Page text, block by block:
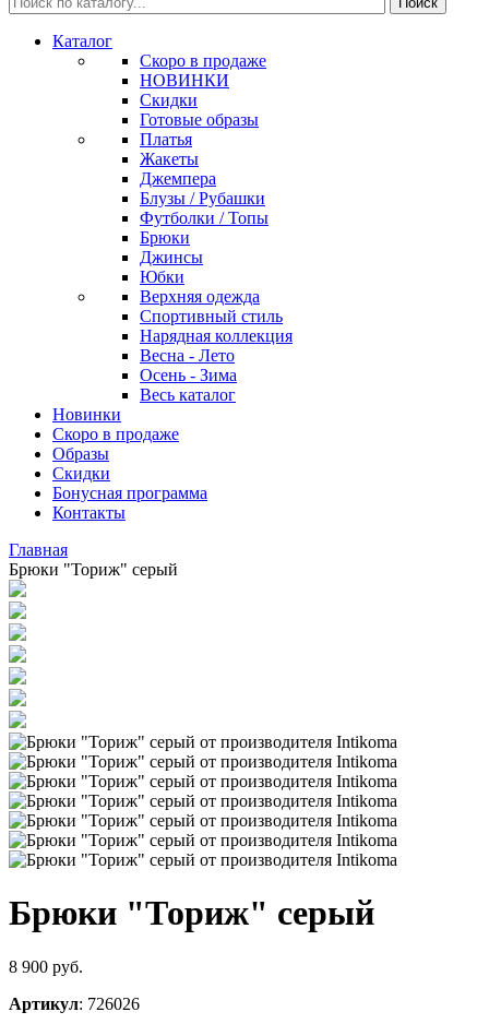
Каталог
Скоро в продаже
НОВИНКИ
Скидки
Готовые образы
Платья
Жакеты
Джемпера
Блузы / Рубашки
Футболки / Топы
Брюки
Джинсы
Юбки
Верхняя одежда
Спортивный стиль
Нарядная коллекция
Весна - Лето
Осень - Зима
Весь каталог
Новинки
Скоро в продаже
Образы
Скидки
Бонусная программа
Контакты
Главная
Брюки "Ториж" серый
Брюки "Ториж" серый
8 900 руб.
Артикул: 726026